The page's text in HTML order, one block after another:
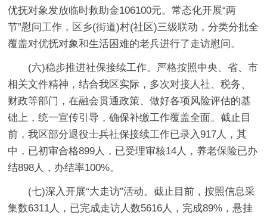
优抚对象发放临时救助金106100元。常态化开展“两
节”慰问工作，区乡(街道)村(社区)三级联动，分类分批全
覆盖对优抚对象和生活困难的老兵进行了走访慰问。
(六)稳步推进社保接续工作。严格按照中央、省、市
相关文件精神，结合我区实际，多次对接人社、税务、
财政等部门，在融会贯通政策、做好各项风险评估的基
础上，统一宣传引导，确保补缴工作覆盖全面。截止目
前，我区部分退役士兵社保接续工作已录入917人，其
中，已初审合格899人，已受理审核14人，养老保险已办
结898人，办结率100%。
(七)深入开展“大走访”活动。截止目前，按照信息采
集数6311人，已完成走访人数5616人，完成89%，悬挂